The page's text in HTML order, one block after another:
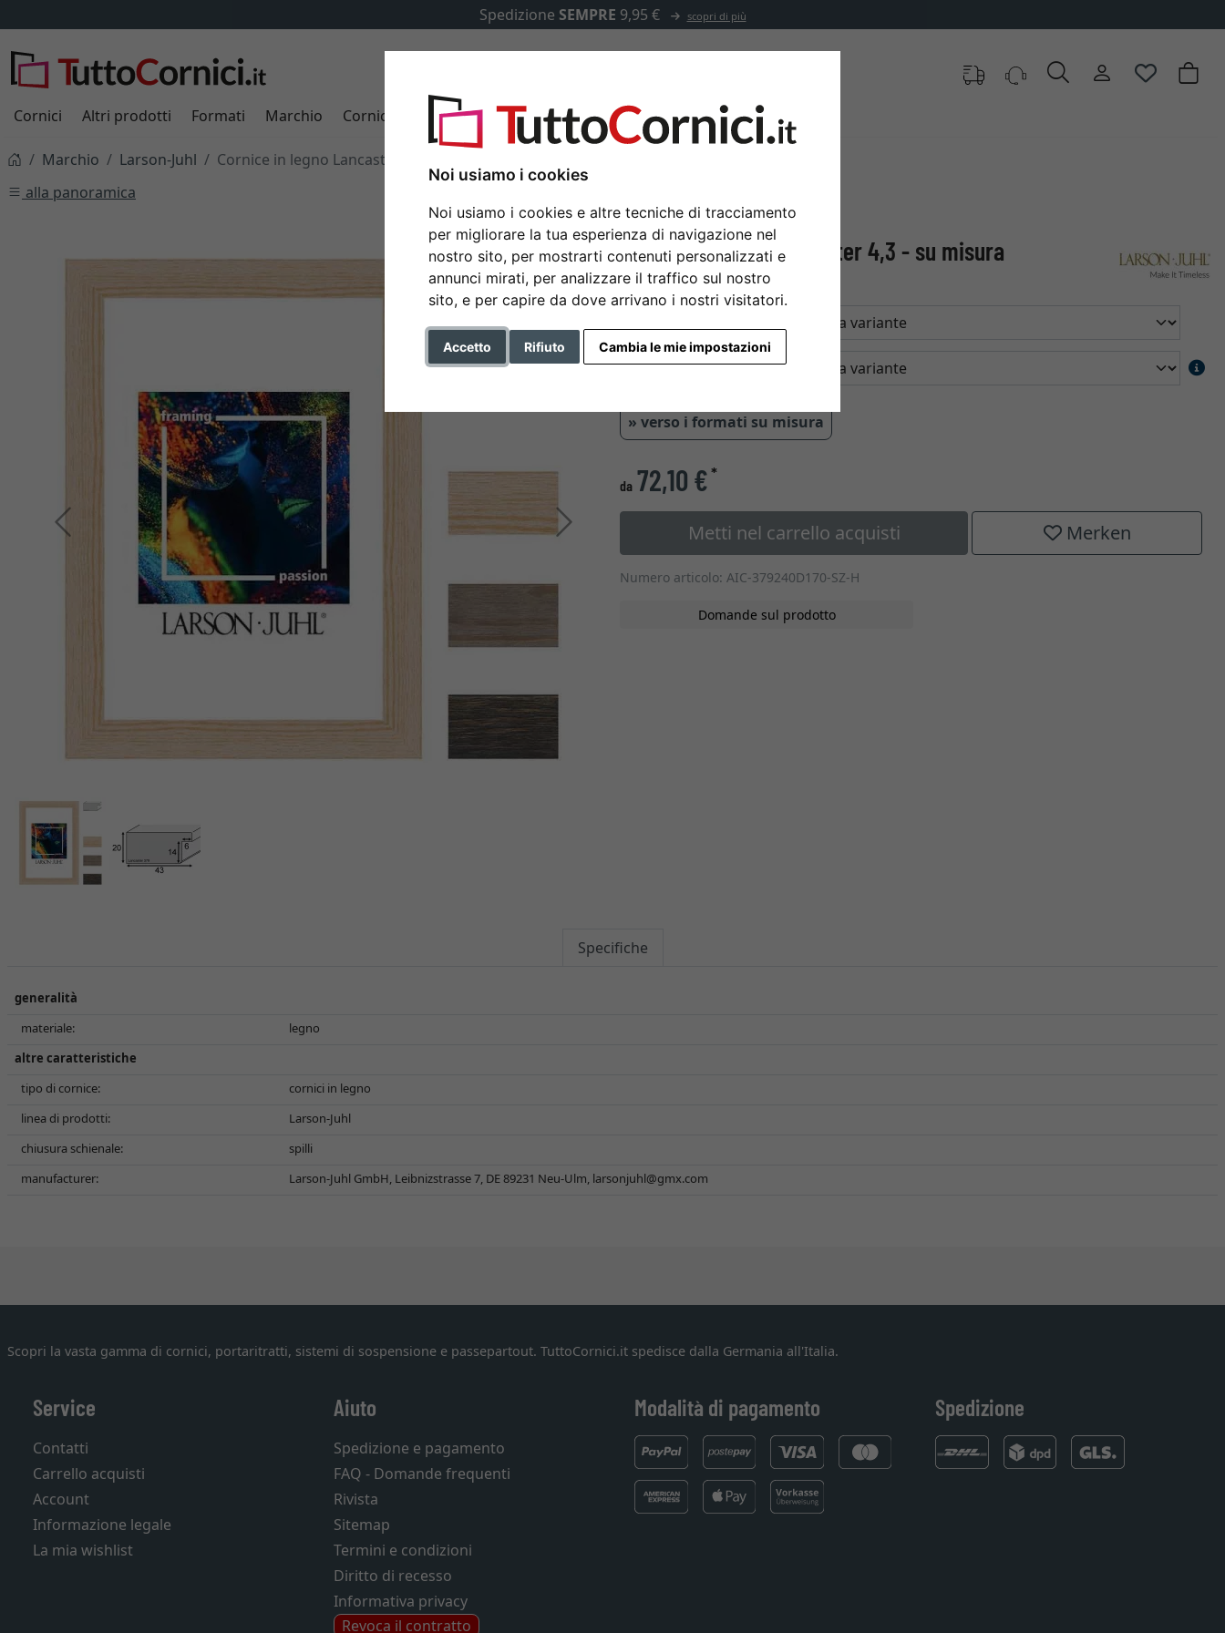
Noi usiamo i cookies
Noi usiamo i cookies e altre tecniche di tracciamento
per migliorare la tua esperienza di navigazione nel
nostro sito, per mostrarti contenuti personalizzati e
annunci mirati, per analizzare il traffico sul nostro
sito, e per capire da dove arrivano i nostri visitatori.
Accetto Rifiuto Cambia le mie impostazioni
Spedizione SEMPRE 9,95 € scopri di più
Cornici Altri prodotti Formati Marchio Cornici su misura Passepartout Accessori
Marchio Larson-Juhl
Cornice in legno Lancaster 4,3 - su misura
alla panoramica
Indietro Avanti
Cornice in legno Lancaster 4,3 - su misura
Tipo di vetro
» verso i formati su misura
da 72,10 €*
Metti nel carrello acquisti Merken
Numero articolo: AIC-379240D170-SZ-H
Domande sul prodotto
Specifiche
generalità
materiale:
legno
altre caratteristiche
tipo di cornice:
cornici in legno
linea di prodotti:
Larson-Juhl
chiusura schienale:
spilli
manufacturer:
Larson-Juhl GmbH, Leibnizstrasse 7, DE 89231 Neu-Ulm, larsonjuhl@gmx.com
Scopri la vasta gamma di cornici, portaritratti, sistemi di sospensione e passepartout. TuttoCornici.it spedisce dalla Germania all'Italia.
Service
Contatti
Carrello acquisti
Account
Informazione legale
La mia wishlist
Aiuto
Spedizione e pagamento
FAQ - Domande frequenti
Rivista
Sitemap
Termini e condizioni
Diritto di recesso
Informativa privacy
Revoca il contratto
Modalità di pagamento Spedizione